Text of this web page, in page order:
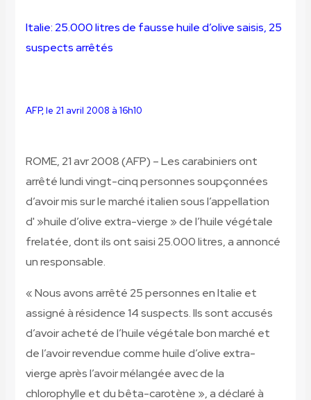
Italie: 25.000 litres de fausse huile d’olive saisis, 25
suspects arrêtés
AFP, le 21 avril 2008 à 16h10
ROME, 21 avr 2008 (AFP) – Les carabiniers ont
arrêté lundi vingt-cinq personnes soupçonnées
d’avoir mis sur le marché italien sous l’appellation
d' »huile d’olive extra-vierge » de l’huile végétale
frelatée, dont ils ont saisi 25.000 litres, a annoncé
un responsable.
« Nous avons arrêté 25 personnes en Italie et
assigné à résidence 14 suspects. Ils sont accusés
d’avoir acheté de l’huile végétale bon marché et
de l’avoir revendue comme huile d’olive extra-
vierge après l’avoir mélangée avec de la
chlorophylle et du bêta-carotène », a déclaré à